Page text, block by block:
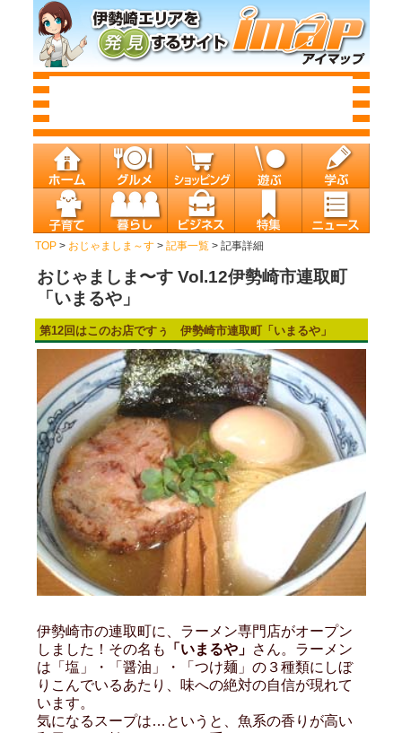
TOP> おじゃましま～す> 記事一覧> 記事詳細
おじゃましま〜す Vol.12伊勢崎市連取町
「いまるや」
第12回はこのお店ですぅ 伊勢崎市連取町「いまるや」
伊勢崎市の連取町に、ラーメン専門店がオープン
しました！その名も 「いまるや」 さん。ラーメン
は「塩」・「醤油」・「つけ麺」の３種類にしぼ
りこんでいるあたり、味への絶対の自信が現れて
います。
気になるスープは…というと、魚系の香りが高い